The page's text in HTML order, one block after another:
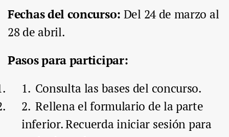
Fechas del concurso: Del 24 de marzo al
28 de abril.
Pasos para participar:
Consulta las bases del concurso.
Rellena el formulario de la parte
inferior. Recuerda iniciar sesión para